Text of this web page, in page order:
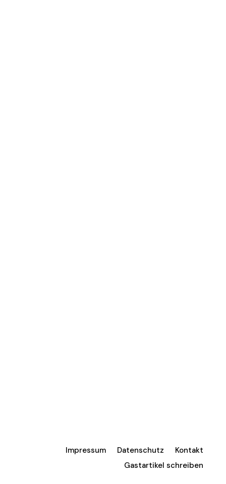
Impressum Datenschutz
Kontakt
Gastartikel schreiben